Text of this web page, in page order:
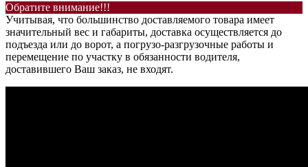
Обратите внимание!!!
Учитывая, что большинство доставляемого товара имеет
значительный вес и габариты, доставка осуществляется до
подъезда или до ворот, а погрузо-разгрузочные работы и
перемещение по участку в обязанности водителя,
доставившего Ваш заказ, не входят.